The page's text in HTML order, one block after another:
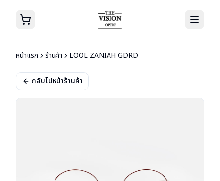
หน้าแรก ร้านค้า LOOL ZANIAH GDRD
กลับไปหน้าร้านค้า